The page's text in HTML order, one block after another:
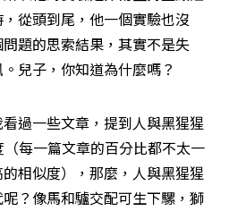
從頭到尾，他一個實驗也沒
題的思索結果，其實不是失
兒子，你知道為什麼嗎？
過一些文章，提到人與黑猩猩
每一篇文章的百分比都不太一
相似度），那麼，人與黑猩猩
？像馬和驢交配可生下騾，獅